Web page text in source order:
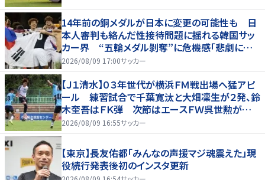
14年前の銅メダルが日本に変更の可能性も 日
本人審判も絡んだ性接待問題に揺れる韓国サッ
カー界 “五輪メダル剝奪”に危機感「悲劇に見
舞われる」
2026/08/09 17:00サッカー
【Ｊ１清水】０３年世代が横浜ＦＭ戦出場へ猛アピ
ール 練習試合で千葉寛汰と大畑凜生が２発、鈴
木奎吾はＦＫ弾 次節はエースＦＷ呉世勲が出
場停止
2026/08/09 16:55サッカー
【東京】長友佑都「みんなの声援マジ魂震えた」現
役続行発表後初のインスタ更新